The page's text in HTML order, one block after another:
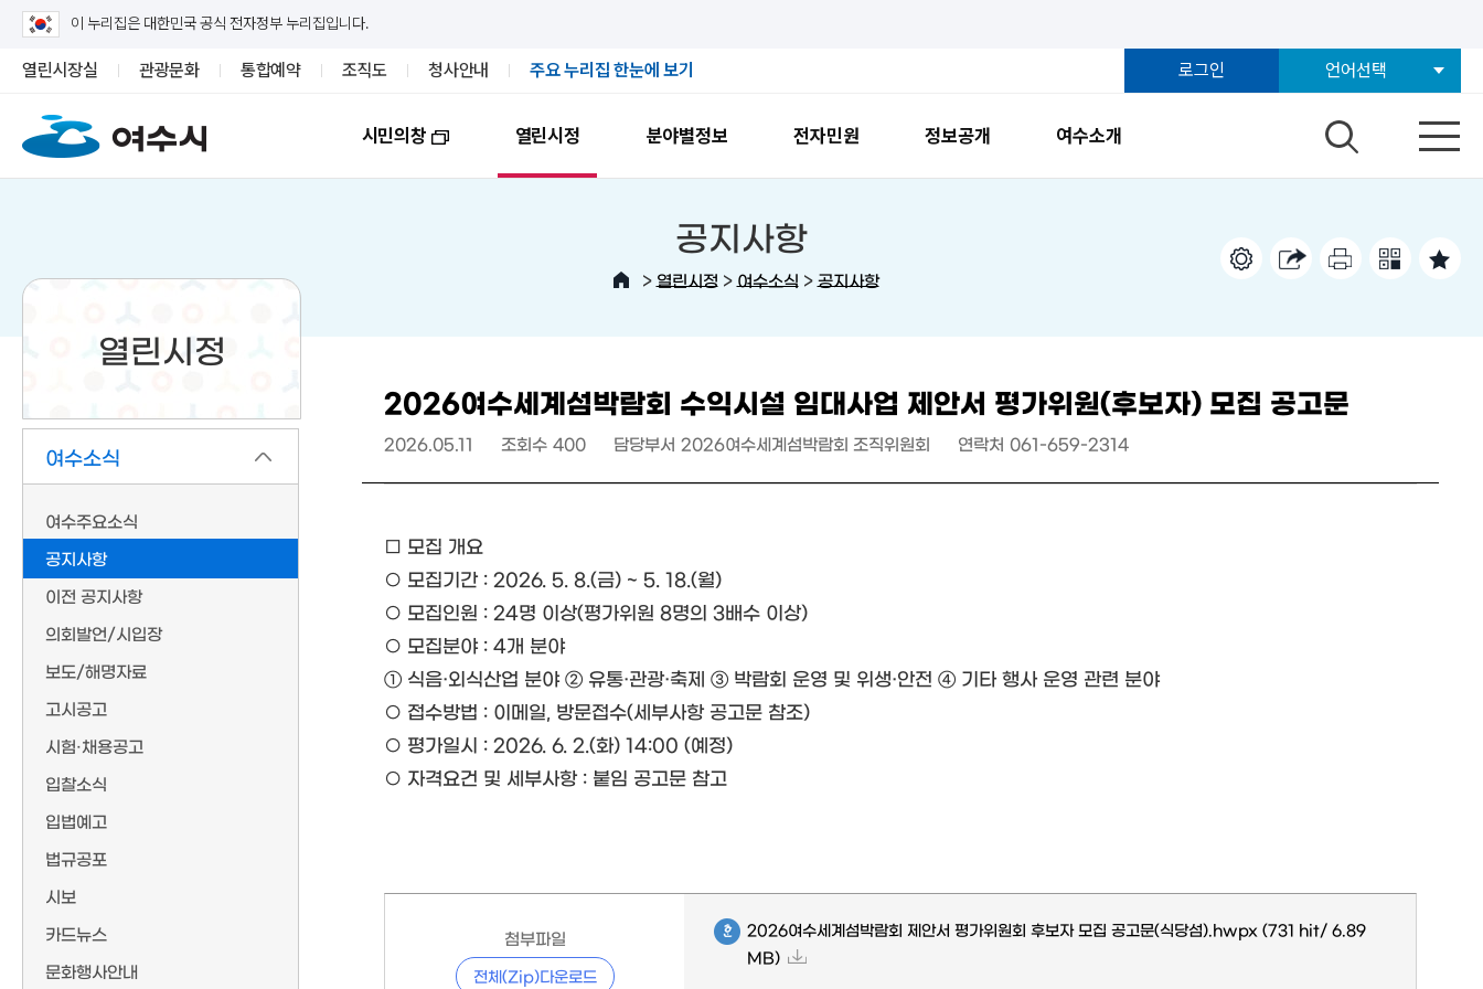
이 누리집은 대한민국 공식 전자정부 누리집입니다.
열린시장실 관광문화 통합예약 조직도 청사안내 주요 누리집 한눈에 보기 로그인 언어선택
시민의창 열린시정 분야별정보 전자민원 정보공개 여수소개
열린시정
여수소식
여수주요소식
공지사항
이전 공지사항
의회발언/시입장
보도/해명자료
고시공고
시험·채용공고
입찰소식
입법예고
법규공포
시보
카드뉴스
문화행사안내
공지사항
> 열린시정 > 여수소식 > 공지사항
2026여수세계섬박람회 수익시설 임대사업 제안서 평가위원(후보자) 모집 공고문
2026.05.11 조회수 400 담당부서 2026여수세계섬박람회 조직위원회 연락처 061-659-2314
□ 모집 개요
○ 모집기간 : 2026. 5. 8.(금) ~ 5. 18.(월)
○ 모집인원 : 24명 이상(평가위원 8명의 3배수 이상)
○ 모집분야 : 4개 분야
① 식음·외식산업 분야 ② 유통·관광·축제 ③ 박람회 운영 및 위생·안전 ④ 기타 행사 운영 관련 분야
○ 접수방법 : 이메일, 방문접수(세부사항 공고문 참조)
○ 평가일시 : 2026. 6. 2.(화) 14:00 (예정)
○ 자격요건 및 세부사항 : 붙임 공고문 참고
첨부파일
전체(Zip)다운로드
2026여수세계섬박람회 제안서 평가위원회 후보자 모집 공고문(식당섬).hwpx (731 hit/ 6.89
MB)